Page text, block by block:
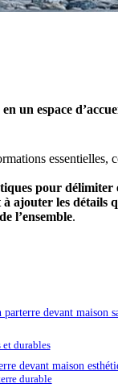
en un espace d’
essentielles,
pour délimiter
à ajouter les détails
de l’ensemble.
devant maison
durables
devant maison
durable